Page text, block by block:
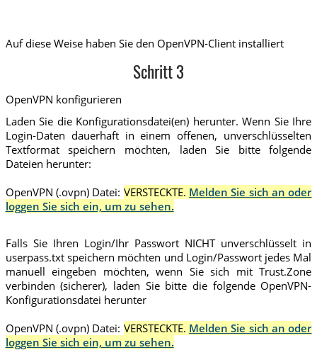
Auf diese Weise haben Sie den OpenVPN-Client installiert
Schritt 3
OpenVPN konfigurieren
Laden Sie die Konfigurationsdatei(en) herunter. Wenn Sie Ihre
Login-Daten dauerhaft in einem offenen, unverschlüsselten
Textformat speichern möchten, laden Sie bitte folgende
Dateien herunter:
OpenVPN (.ovpn) Datei: VERSTECKTE. Melden Sie sich an oder
loggen Sie sich ein, um zu sehen.
Falls Sie Ihren Login/Ihr Passwort NICHT unverschlüsselt in
userpass.txt speichern möchten und Login/Passwort jedes Mal
manuell eingeben möchten, wenn Sie sich mit Trust.Zone
verbinden (sicherer), laden Sie bitte die folgende OpenVPN-
Konfigurationsdatei herunter
OpenVPN (.ovpn) Datei: VERSTECKTE. Melden Sie sich an oder
loggen Sie sich ein, um zu sehen.